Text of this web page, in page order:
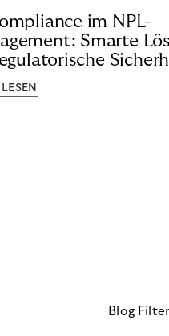
im NPL-
Smarte
Blog Filter